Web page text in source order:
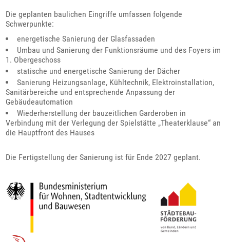
Die geplanten baulichen Eingriffe umfassen folgende
Schwerpunkte:
energetische Sanierung der Glasfassaden
Umbau und Sanierung der Funktionsräume und des Foyers im
1. Obergeschoss
statische und energetische Sanierung der Dächer
Sanierung Heizungsanlage, Kühltechnik, Elektroinstallation,
Sanitärbereiche und entsprechende Anpassung der
Gebäudeautomation
Wiederherstellung der bauzeitlichen Garderoben in
Verbindung mit der Verlegung der Spielstätte „Theaterklause“ an
die Hauptfront des Hauses
Die Fertigstellung der Sanierung ist für Ende 2027 geplant.